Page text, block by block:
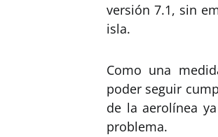
versión 7.1, sin
isla.
Como una
poder seguir
de la aerolínea
problema.